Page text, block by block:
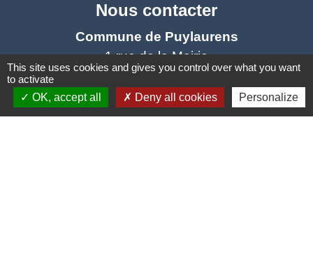
Nous contacter
Commune de Puylaurens
1 rue de la Mairie
81700 Puylaurens - FRANCE
+33 5 63 75 00 18
Contact par formulaire
This site uses cookies and gives you control over what you want
to activate
OK, accept all
Deny all cookies Personalize